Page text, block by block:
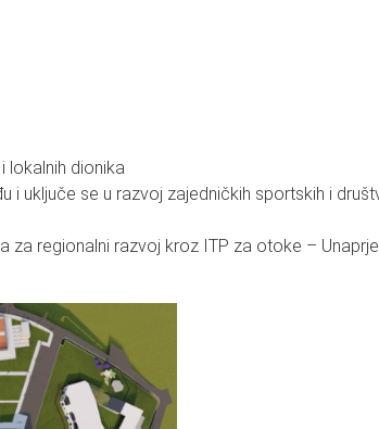
lokalnih dionika
uključe se u razvoj zajedničkih sportskih i
za regionalni razvoj kroz ITP za otoke –